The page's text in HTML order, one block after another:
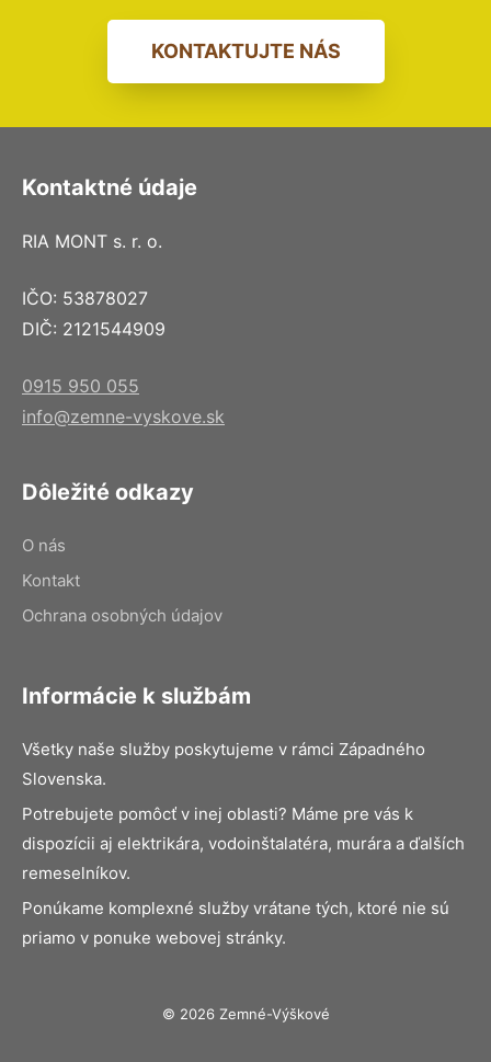
KONTAKTUJTE NÁS
Kontaktné údaje
RIA MONT s. r. o.
IČO: 53878027
DIČ: 2121544909
0915 950 055
info@zemne-vyskove.sk
Dôležité odkazy
O nás
Kontakt
Ochrana osobných údajov
Informácie k službám
Všetky naše služby poskytujeme v rámci Západného
Slovenska.
Potrebujete pomôcť v inej oblasti? Máme pre vás k
dispozícii aj elektrikára, vodoinštalatéra, murára a ďalších
remeselníkov.
Ponúkame komplexné služby vrátane tých, ktoré nie sú
priamo v ponuke webovej stránky.
© 2026 Zemné-Výškové